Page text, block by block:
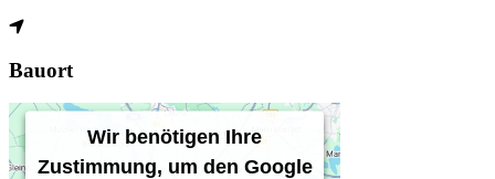
Bauort
Wir benötigen Ihre
Zustimmung, um den Google